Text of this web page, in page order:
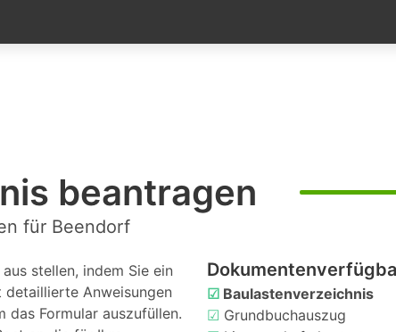
beantragen
für Beendorf
stellen, indem Sie ein
detaillierte Anweisungen
das Formular auszufüllen.
☑ Baulastenverzeichnis
☑ Grundbuchauszug